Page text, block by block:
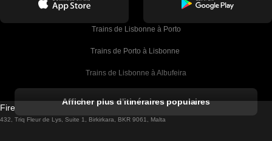
Trains de Lisbonne à Porto
Trains de Porto à Lisbonne
Trains de Lisbonne à Albufeira
Trains de Lisbonne à Lagos
Afficher plus d'itinéraires populaires
Firebird GT Limited (OC 1451)
432, Triq Fleur de Lys, Suite 1, Birkirkara, BKR 9061, Malta